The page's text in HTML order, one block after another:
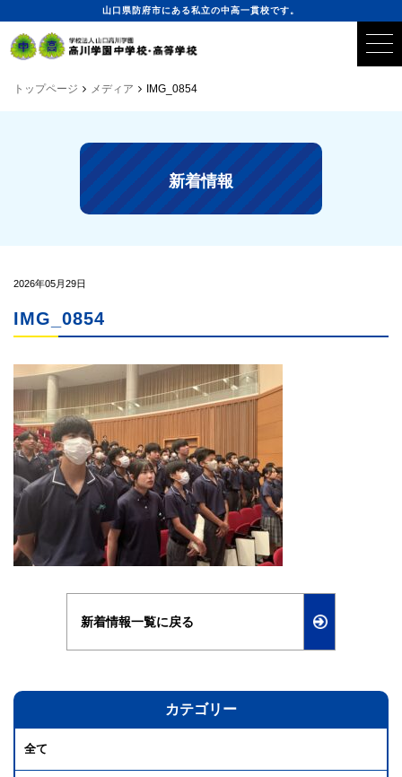
山口県防府市にある私立の中高一貫校です。
トップページ メディア IMG_0854
新着情報
2026年05月29日
IMG_0854
新着情報一覧に戻る
カテゴリー
全て